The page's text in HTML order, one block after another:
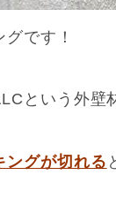
です！
という外壁
ングが切れる